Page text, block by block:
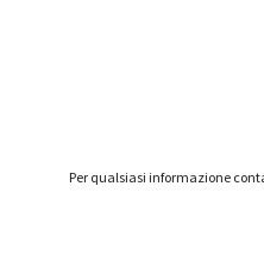
Per qualsiasi informazione